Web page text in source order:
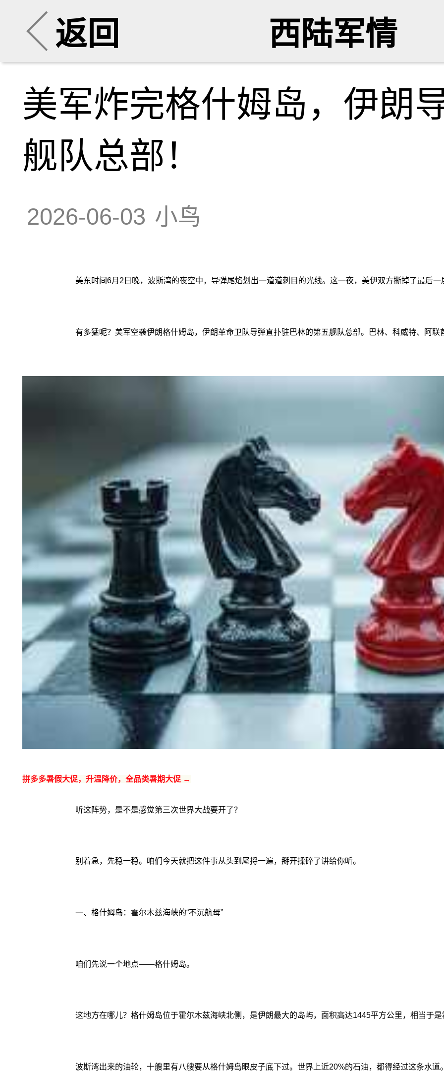
返回 西陆军情
美军炸完格什姆岛，伊朗
舰队总部！
2026-06-03 小鸟
美东时间6月2日晚，波斯湾的夜空中，导弹尾焰划出一道道刺目的光线。这一夜，美伊双方撕掉了最后
有多猛呢？美军空袭伊朗格什姆岛，伊朗革命卫队导弹直扑驻巴林的第五舰队总部。巴林、科威特、阿
拼多多暑假大促，升温降价，全品类暑期大促 →
听这阵势，是不是感觉第三次世界大战要开了？
别着急，先稳一稳。咱们今天就把这件事从头到尾捋一遍，掰开揉碎了讲给你听。
一、格什姆岛：霍尔木兹海峡的“不沉航母”
咱们先说一个地点——格什姆岛。
这地方在哪儿？格什姆岛位于霍尔木兹海峡北侧，是伊朗最大的岛屿，面积高达1445平方公里，相当于是
波斯湾出来的油轮，十艘里有八艘要从格什姆岛眼皮子底下过。世界上近20%的石油，都得经过这条水道